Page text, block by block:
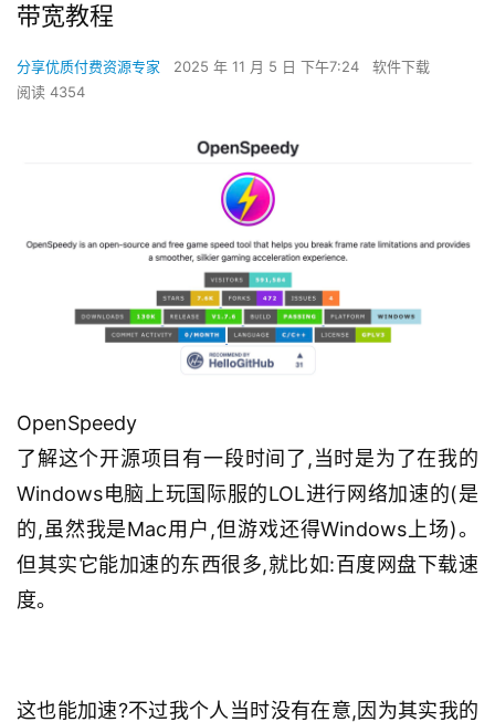
带宽教程
分享优质付费资源专家 2025 年 11 月 5 日 下午7:24
软件下载
阅读 4354
OpenSpeedy
了解这个开源项目有一段时间了,当时是为了在我的
Windows电脑上玩国际服的LOL进行网络加速的(是
的,虽然我是Mac用户,但游戏还得Windows上场)。
但其实它能加速的东西很多,就比如:百度网盘下载速
度。
这也能加速?不过我个人当时没有在意,因为其实我的